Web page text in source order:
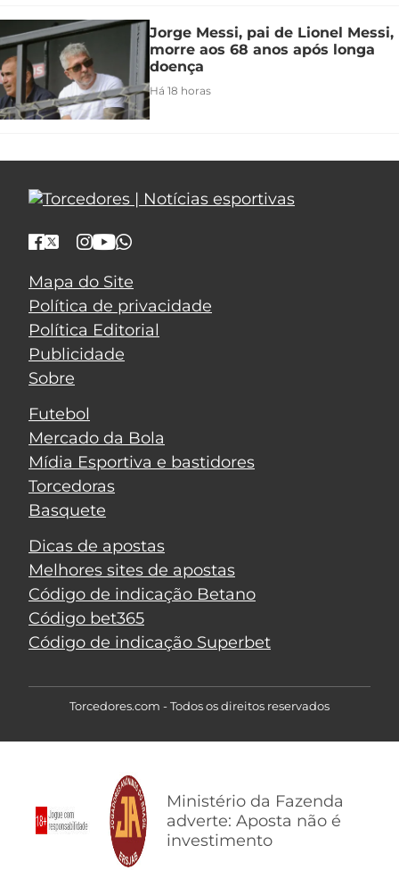
Jorge Messi, pai de Lionel Messi,
morre aos 68 anos após longa
doença
Há 18 horas
Mapa do Site
Política de privacidade
Política Editorial
Publicidade
Sobre
Futebol
Mercado da Bola
Mídia Esportiva e bastidores
Torcedoras
Basquete
Dicas de apostas
Melhores sites de apostas
Código de indicação Betano
Código bet365
Código de indicação Superbet
Torcedores.com - Todos os direitos reservados
Ministério da Fazenda
adverte: Aposta não é
investimento